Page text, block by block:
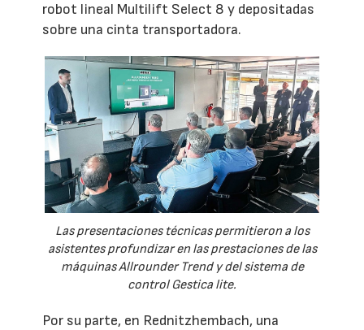
robot lineal Multilift Select 8 y depositadas
sobre una cinta transportadora.
Las presentaciones técnicas permitieron a los
asistentes profundizar en las prestaciones de las
máquinas Allrounder Trend y del sistema de
control Gestica lite.
Por su parte, en Rednitzhembach, una